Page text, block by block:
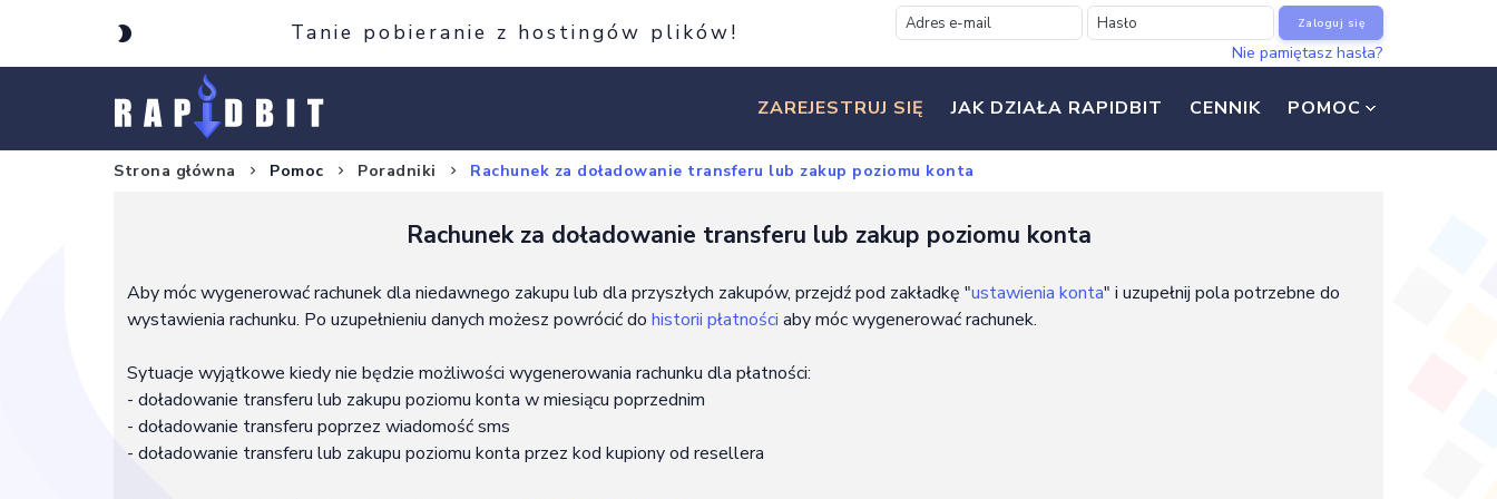
Tanie pobieranie z hostingów plików! Zaloguj się
Nie pamiętasz hasła?
ZAREJESTRUJ SIĘ JAK DZIAŁA RAPIDBIT CENNIK POMOC
Strona główna Pomoc Poradniki Rachunek za doładowanie transferu lub zakup poziomu konta
Rachunek za doładowanie transferu lub zakup poziomu konta
Aby móc wygenerować rachunek dla niedawnego zakupu lub dla przyszłych zakupów, przejdź pod zakładkę "ustawienia konta" i uzupełnij pola potrzebne do
wystawienia rachunku. Po uzupełnieniu danych możesz powrócić do historii płatności aby móc wygenerować rachunek.
Sytuacje wyjątkowe kiedy nie będzie możliwości wygenerowania rachunku dla płatności:
- doładowanie transferu lub zakupu poziomu konta w miesiącu poprzednim
- doładowanie transferu poprzez wiadomość sms
- doładowanie transferu lub zakupu poziomu konta przez kod kupiony od resellera